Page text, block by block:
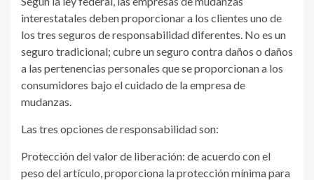
interestatales deben proporcionar a los clientes uno de
los tres seguros de responsabilidad diferentes. No es un
seguro tradicional; cubre un seguro contra daños o daños
a las pertenencias personales que se proporcionan a los
consumidores bajo el cuidado de la empresa de
mudanzas.
Las tres opciones de responsabilidad son:
Protección del valor de liberación: de acuerdo con el
peso del artículo, proporciona la protección mínima para